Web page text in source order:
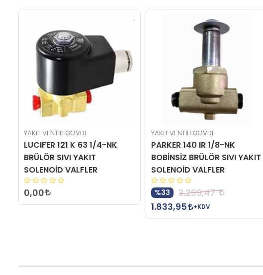
YAKIT VENTİLİ GÖVDE
LUCIFER 121 K 63 1/4-NK
BRÜLÖR SIVI YAKIT
SOLENOİD VALFLER
0,00
YAKIT VENTİLİ GÖVDE
PARKER 140 IR 1/8-NK
BOBİNSİZ BRÜLÖR SIVI YAKIT
SOLENOİD VALFLER
%33
3.299,47
1.833,95
+KDV